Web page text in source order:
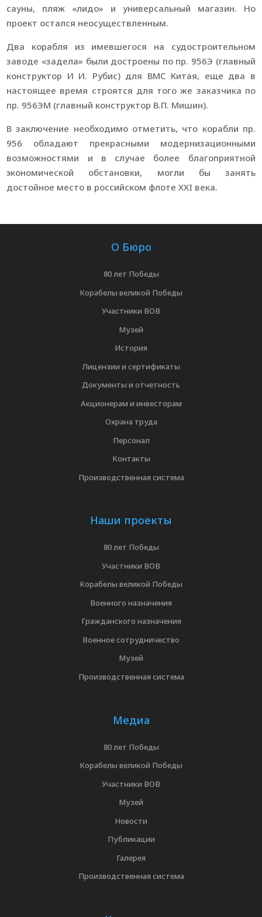
сауны, пляж «лидо» и универсальный магазин. Но
проект остался неосуществленным.
Два корабля из имевшегося на судостроительном
заводе «задела» были достроены по пр. 956Э (главный
конструктор И И. Рубис) для ВМС Китая, еще два в
настоящее время строятся для того же заказчика по
пр. 956ЭМ (главный конструктор В.П. Мишин).
В заключение необходимо отметить, что корабли пр.
956 обладают прекрасными модернизационными
возможностями и в случае более благоприятной
экономической обстановки, могли бы занять
достойное место в российском флоте ХХI века.
О Бюро
80 лет Победы
Корабелы великой Победы
Участники ВОВ
Музей
История
Лицензии и сертификаты
Документы и отчетность
Акционерам и инвесторам
Охрана труда
Персонал
Контакты
Производственная система
Наши проекты
80 лет Победы
Участники ВОВ
Корабелы великой Победы
Военного назначения
Гражданского назначения
Военное сотрудничество
Музей
Производственная система
Медиа
80 лет Победы
Корабелы великой Победы
Участники ВОВ
Музей
Новости
Публикации
Галерея
Производственная система